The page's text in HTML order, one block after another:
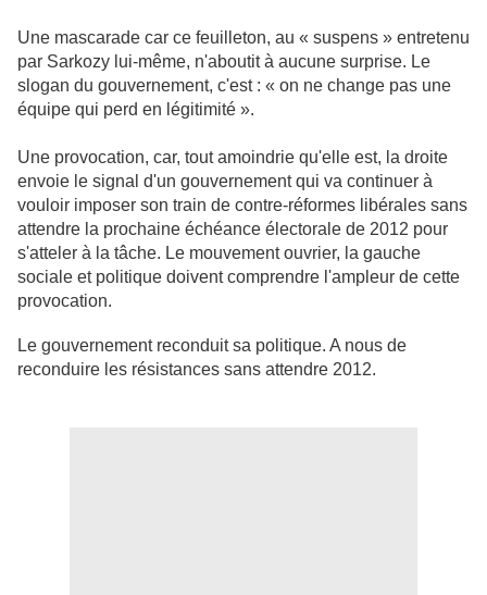
Une mascarade car ce feuilleton, au « suspens » entretenu
par Sarkozy lui-même, n'aboutit à aucune surprise. Le
slogan du gouvernement, c'est : « on ne change pas une
équipe qui perd en légitimité ».
Une provocation, car, tout amoindrie qu'elle est, la droite
envoie le signal d'un gouvernement qui va continuer à
vouloir imposer son train de contre-réformes libérales sans
attendre la prochaine échéance électorale de 2012 pour
s'atteler à la tâche. Le mouvement ouvrier, la gauche
sociale et politique doivent comprendre l'ampleur de cette
provocation.
Le gouvernement reconduit sa politique. A nous de
reconduire les résistances sans attendre 2012.